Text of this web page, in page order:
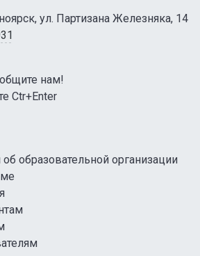
ул. Партизана Железняка, 14
нам!
Ctr+Enter
образовательной организации